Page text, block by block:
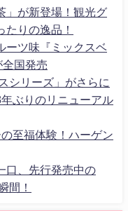
」が新登場！観光グ
たりの逸品！
ーツ味『ミックスベ
国発売
シリーズ」がさらに
ぶりのリニューアル
至福体験！ハーゲン
口、先行発売中の
間！